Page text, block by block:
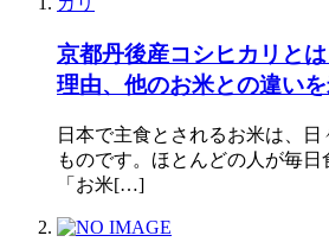
京都丹後産コシヒカリと
理由、他のお米との違い
日本で主食とされるお米は、
ものです。ほとんどの人が毎日
「お米[…]